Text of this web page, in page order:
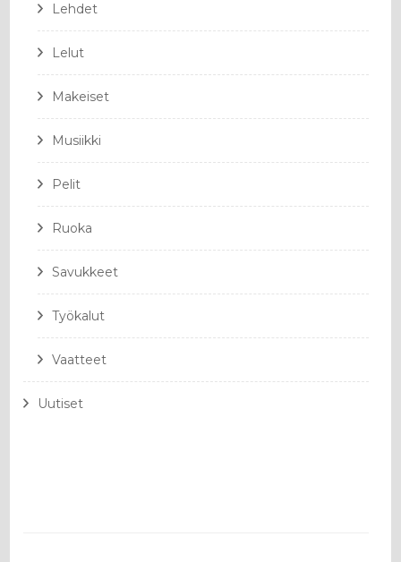
Lehdet
Lelut
Makeiset
Musiikki
Pelit
Ruoka
Savukkeet
Työkalut
Vaatteet
Uutiset